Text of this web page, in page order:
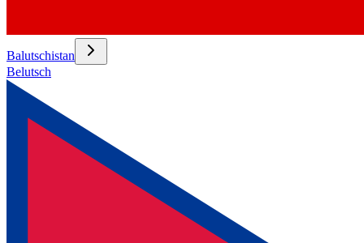
Balutschistan
Belutsch